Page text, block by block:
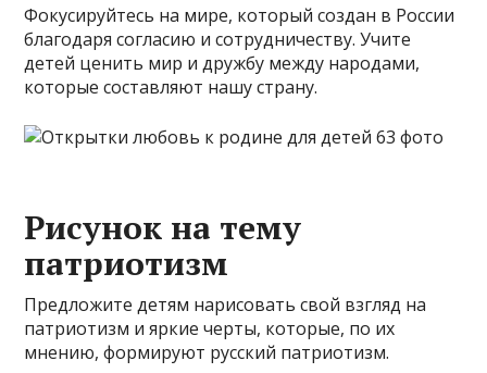
Фокусируйтесь на мире, который создан в России
благодаря согласию и сотрудничеству. Учите
детей ценить мир и дружбу между народами,
которые составляют нашу страну.
Рисунок на тему
патриотизм
Предложите детям нарисовать свой взгляд на
патриотизм и яркие черты, которые, по их
мнению, формируют русский патриотизм.